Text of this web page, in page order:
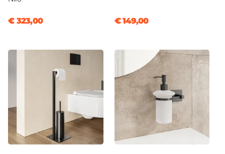
€ 323,00 € 149,00